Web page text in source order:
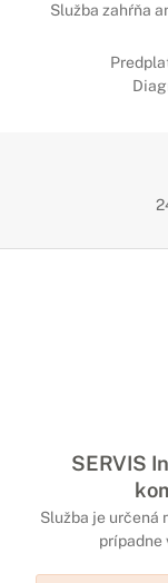
Služba zahŕňa
SERVIS
Služba je určená
prípadne